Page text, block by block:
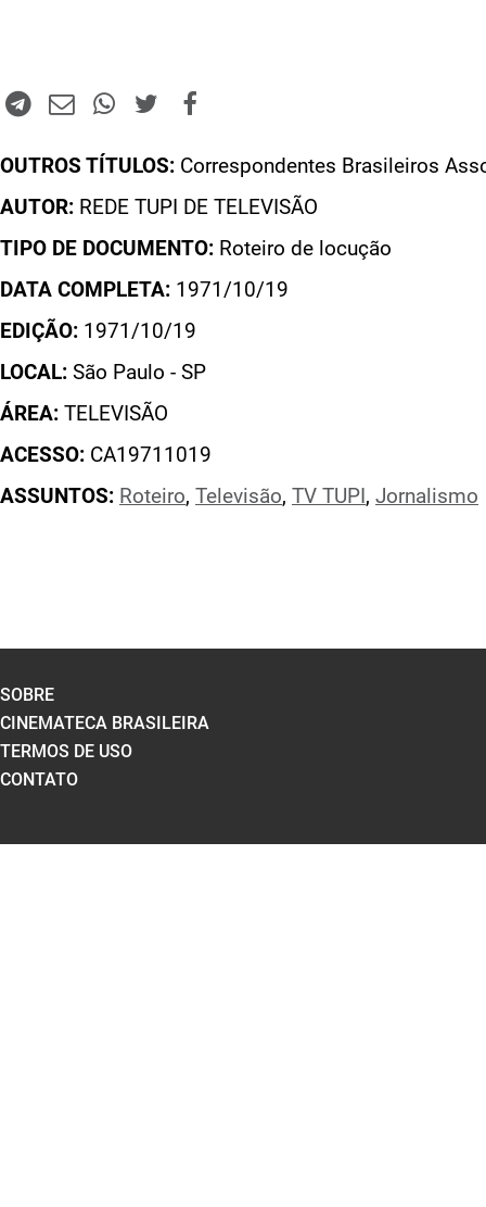
OUTROS TÍTULOS: Correspondentes Brasileiros
AUTOR: REDE TUPI DE TELEVISÃO
TIPO DE DOCUMENTO: Roteiro de locução
DATA COMPLETA: 1971/10/19
EDIÇÃO: 1971/10/19
LOCAL: São Paulo - SP
ÁREA: TELEVISÃO
ACESSO: CA19711019
ASSUNTOS: Roteiro, Televisão, TV TUPI , Jornalismo
SOBRE
CINEMATECA BRASILEIRA
TERMOS DE USO
CONTATO